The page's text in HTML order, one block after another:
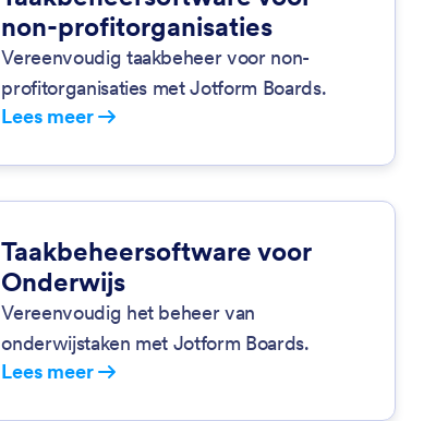
non-profitorganisaties
Vereenvoudig taakbeheer voor non-
profitorganisaties met Jotform Boards.
Lees meer
Taakbeheersoftware voor
Onderwijs
Vereenvoudig het beheer van
onderwijstaken met Jotform Boards.
Lees meer